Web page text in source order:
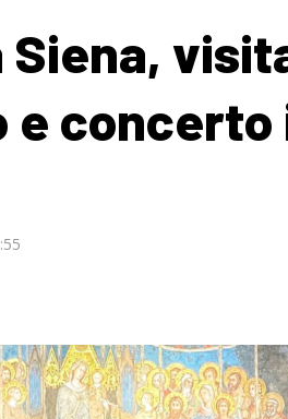
e concerto